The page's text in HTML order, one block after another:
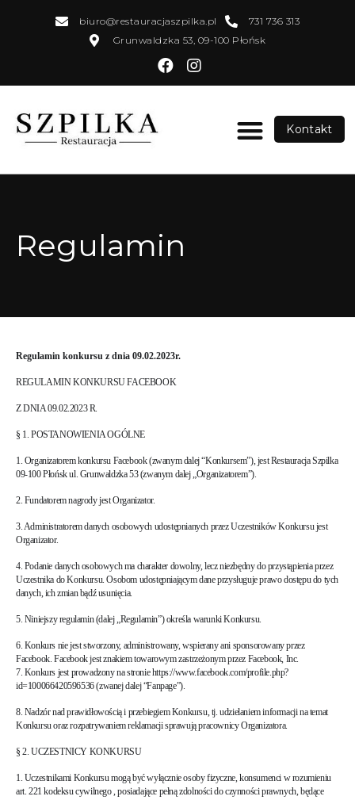
biuro@restauracjaszpilka.pl
731 736 313
Grunwaldzka 53, 09-100 Płońsk
Kontakt
Regulamin
Regulamin konkursu z dnia 09.02.2023r.
REGULAMIN KONKURSU FACEBOOK
Z DNIA 09.02.2023 R.
§ 1. POSTANOWIENIA OGÓLNE
1. Organizatorem konkursu Facebook (zwanym dalej “Konkursem”), jest Restauracja Szpilka
09-100 Płońsk ul. Grunwaldzka 53 (zwanym dalej „Organizatorem”).
2. Fundatorem nagrody jest Organizator.
3. Administratorem danych osobowych udostępnianych przez Uczestników Konkursu jest
Organizator.
4. Podanie danych osobowych ma charakter dowolny, lecz niezbędny do przystąpienia przez
Uczestnika do Konkursu. Osobom udostępniającym dane przysługuje prawo dostępu do tych
danych, ich zmian bądź usunięcia.
5. Niniejszy regulamin (dalej „Regulamin”) określa warunki Konkursu.
6. Konkurs nie jest stworzony, administrowany, wspierany ani sponsorowany przez
Facebook. Facebook jest znakiem towarowym zastrzeżonym przez Facebook, Inc.
7. Konkurs jest prowadzony na stronie https://www.facebook.com/profile.php?
id=100066420596536 (zwanej dalej “Fanpage”).
8. Nadzór nad prawidłowością i przebiegiem Konkursu, tj. udzielaniem informacji na temat
Konkursu oraz rozpatrywaniem reklamacji sprawują pracownicy Organizatora.
§ 2. UCZESTNICY KONKURSU
1. Uczestnikami Konkursu mogą być wyłącznie osoby fizyczne, konsumenci w rozumieniu
art. 221 kodeksu cywilnego , posiadające pełną zdolności do czynności prawnych, będące